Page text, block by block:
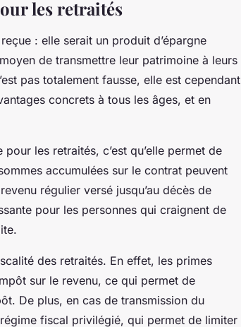
les retraités
: elle serait un produit d’épargne
de transmettre leur patrimoine à leurs
pas totalement fausse, elle est cependant
concrets à tous les âges, et en
les retraités, c’est qu’elle permet de
accumulées sur le contrat peuvent
régulier versé jusqu’au décès de
pour les personnes qui craignent de
des retraités. En effet, les primes
sur le revenu, ce qui permet de
De plus, en cas de transmission du
fiscal privilégié, qui permet de limiter